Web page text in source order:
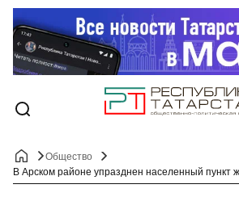
Общество